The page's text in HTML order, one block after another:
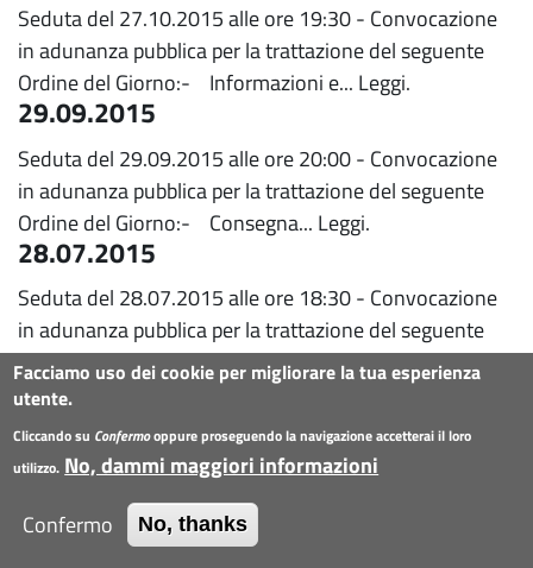
Seduta del 27.10.2015 alle ore 19:30 - Convocazione
in adunanza pubblica per la trattazione del seguente
Ordine del Giorno:- Informazioni e... Leggi.
29.09.2015
Seduta del 29.09.2015 alle ore 20:00 - Convocazione
in adunanza pubblica per la trattazione del seguente
Ordine del Giorno:- Consegna... Leggi.
28.07.2015
Seduta del 28.07.2015 alle ore 18:30 - Convocazione
in adunanza pubblica per la trattazione del seguente
Ordine del Giorno:- Informazioni e...Leggi.
14.07.2015
Seduta del 14.07.2015 alle ore 20:00 - Convocazione
in adunanza pubblica per la trattazione del seguente
Ordine del Giorno:- Informazioni e...
23.06.2015
Facciamo uso dei cookie per migliorare la tua esperienza
utente.
Cliccando su Confermooppure proseguendo la navigazione accetterai il loro
utilizzo. No, dammi maggiori informazioni
Confermo
No, thanks